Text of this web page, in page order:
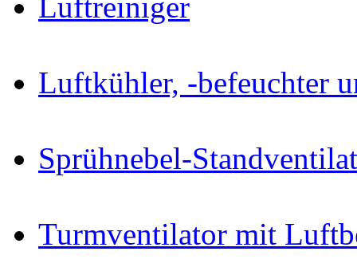
Luftreiniger
Luftkühler, -befeuchter
Sprühnebel-
Turmventilator mit